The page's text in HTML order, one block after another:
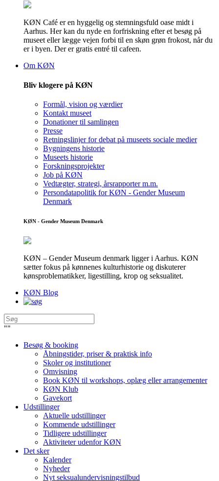
KØN Café er en hyggelig og stemningsfuld oase midt i
Aarhus. Her kan du nyde en forfriskning efter et besøg på
museet eller lægge vejen forbi til en skøn grøn frokost, når du
er i byen. Der er gratis entré til cafeen.
Om KØN
Bliv klogere på KØN
Formål, vision og værdier
Kontakt museet
Donationer til samlingen
Presse
Retningslinjer for debat på museets sociale medier
Bygningens historie
Museets historie
Forskningsprojekter
Job på KØN
Vedtægter, strategi, årsrapporter m.m.
Persondatapolitik for KØN - Gender Museum
Denmark
KØN - Gender Museum Denmark
KØN – Gender Museum denmark ligger i Aarhus. KØN
sætter fokus på kønnenes kulturhistorie og diskuterer
kønsproblematikker, ligestilling, krop og seksualitet.
KØN Blog
""
Besøg & booking
Åbningstider, priser & praktisk info
Skoler og institutioner
Omvisning
Book KØN til workshops, oplæg eller arrangementer
KØN Klub
Gavekort
Udstillinger
Aktuelle udstillinger
Kommende udstillinger
Tidligere udstillinger
Aktiviteter udenfor KØN
Det sker
Kalender
Nyheder
Nyt seksualundervisningstilbud